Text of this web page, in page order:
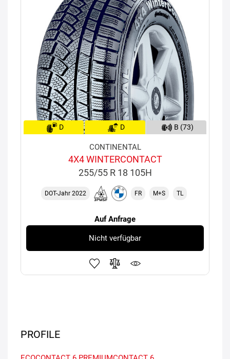
D D B (73)
CONTINENTAL
4X4 WINTERCONTACT
255/55 R 18 105H
DOT-Jahr 2022 FR M+S TL
Auf Anfrage
Nicht verfügbar
PROFILE